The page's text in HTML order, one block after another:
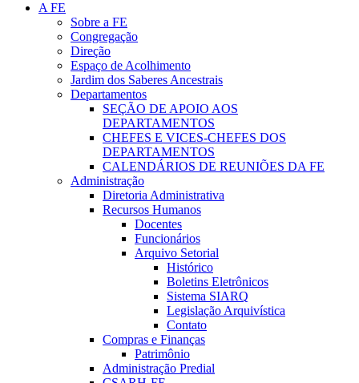
A FE
Sobre a FE
Congregação
Direção
Espaço de Acolhimento
Jardim dos Saberes Ancestrais
Departamentos
SEÇÃO DE APOIO AOS
DEPARTAMENTOS
CHEFES E VICES-CHEFES DOS
DEPARTAMENTOS
CALENDÁRIOS DE REUNIÕES DA FE
Administração
Diretoria Administrativa
Recursos Humanos
Docentes
Funcionários
Arquivo Setorial
Histórico
Boletins Eletrônicos
Sistema SIARQ
Legislação Arquivística
Contato
Compras e Finanças
Patrimônio
Administração Predial